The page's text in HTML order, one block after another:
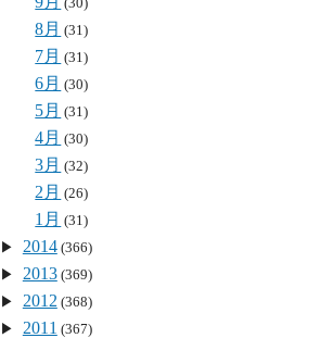
8月 (31)
7月 (31)
6月 (30)
5月 (31)
4月 (30)
3月 (32)
2月 (26)
1月 (31)
2014(366)
2013(369)
2012(368)
2011 (367)